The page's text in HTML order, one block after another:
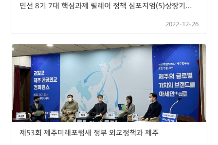
민선 8기 7대 핵심과제 릴레이 정책 심포지엄(5)상장기업 20개 육성·유치 개최
2022-12-26
제53회 제주미래포럼새 정부 외교정책과 제주